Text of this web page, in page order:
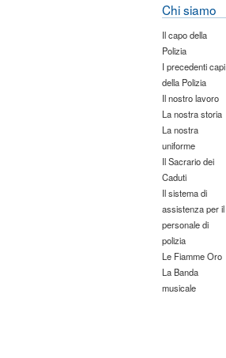
Chi siamo
Il capo della
Polizia
I precedenti capi
della Polizia
Il nostro lavoro
La nostra storia
La nostra
uniforme
Il Sacrario dei
Caduti
Il sistema di
assistenza per il
personale di
polizia
Le Fiamme Oro
La Banda
musicale